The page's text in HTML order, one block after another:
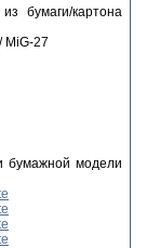
бумаги/картона
MiG-27
бумажной модели